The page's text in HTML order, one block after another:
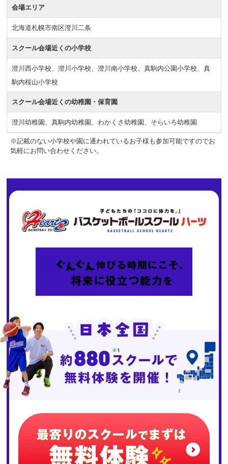
会場エリア
北海道札幌市南区澄川二条
スクール会場近くの小学校
澄川西小学校、澄川小学校、澄川南小学校、真駒内公園小学校、真
駒内桜山小学校
スクール会場近くの幼稚園・保育園
澄川幼稚園、真駒内幼稚園、わかくさ幼稚園、そらいろ幼稚園
※記載のない小学校や園に通われているお子様も参加可能ですのでお
気軽にお問い合わせください。